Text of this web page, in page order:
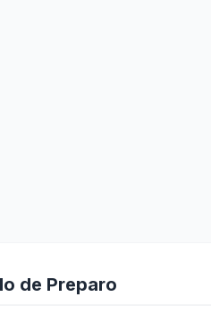
de Preparo